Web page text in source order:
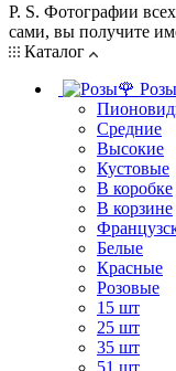
P. S. Фотографии
сами, вы получите
Каталог
Средние
Высокие
Кустовые
В коробке
В корзине
Белые
Красные
Розовые
15 шт
25 шт
35 шт
51 шт